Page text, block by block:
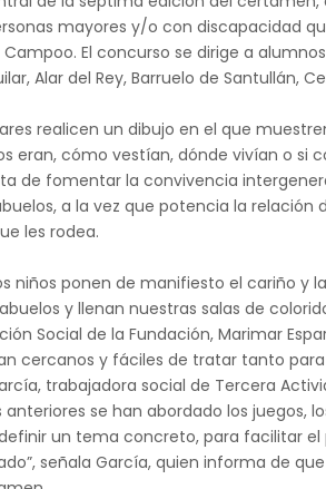
mayores y/o con discapacidad
El concurso se dirige a
Alar del Rey, Barruelo de Santullán,
realicen un dibujo en el que
eran, cómo vestían, dónde vivían o si
de fomentar la convivencia
a la vez que potencia la relación
les rodea.
niños ponen de manifiesto el cariño y
y llenan nuestras salas de
Social de la Fundación, Marimar
cercanos y fáciles de tratar tanto
trabajadora social de Tercera
se han abordado los juegos,
un tema concreto, para facilitar el
señala García, quien informa de